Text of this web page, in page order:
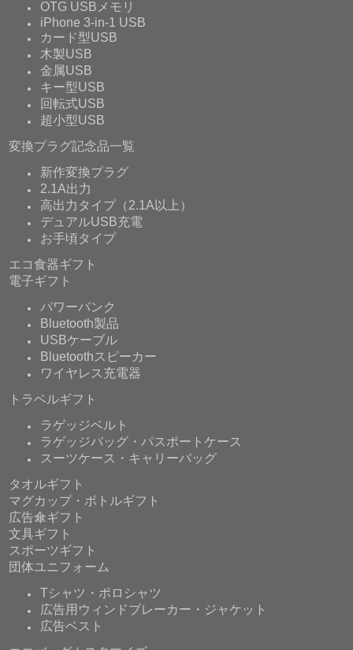
OTG USBメモリ
iPhone 3-in-1 USB
カード型USB
木製USB
金属USB
キー型USB
回転式USB
超小型USB
変換プラグ記念品一覧
新作変換プラグ
2.1A出力
高出力タイプ（2.1A以上）
デュアルUSB充電
お手頃タイプ
エコ食器ギフト
電子ギフト
パワーバンク
Bluetooth製品
USBケーブル
Bluetoothスピーカー
ワイヤレス充電器
トラベルギフト
ラゲッジベルト
ラゲッジバッグ・パスポートケース
スーツケース・キャリーバッグ
タオルギフト
マグカップ・ボトルギフト
広告傘ギフト
文具ギフト
スポーツギフト
団体ユニフォーム
Tシャツ・ポロシャツ
広告用ウィンドブレーカー・ジャケット
広告ベスト